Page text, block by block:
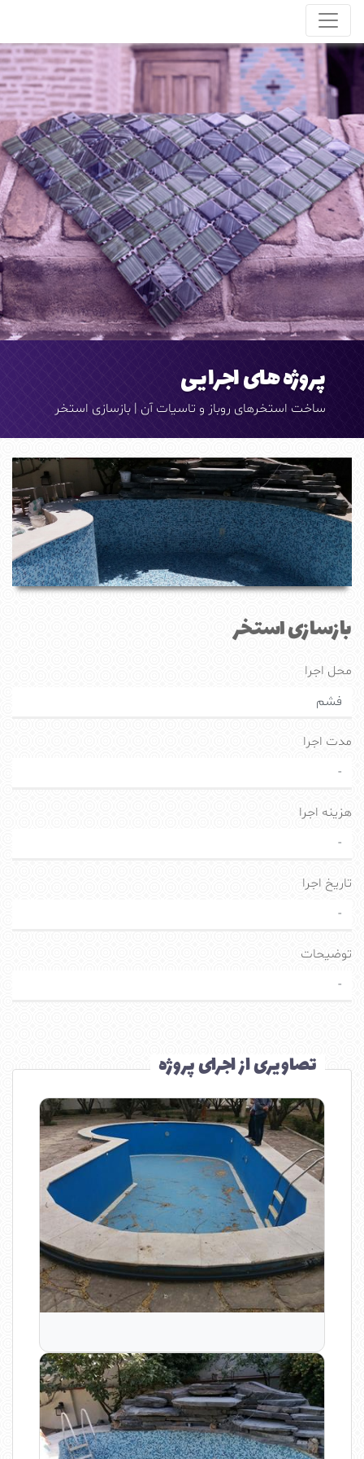
پروژه های اجرایی
ساخت استخرهای روباز و تاسیات آن | بازسازی استخر
بازسازی استخر
محل اجرا
فشم
مدت اجرا
-
هزینه اجرا
-
تاریخ اجرا
-
توضیحات
-
تصاویری از اجرای پروژه